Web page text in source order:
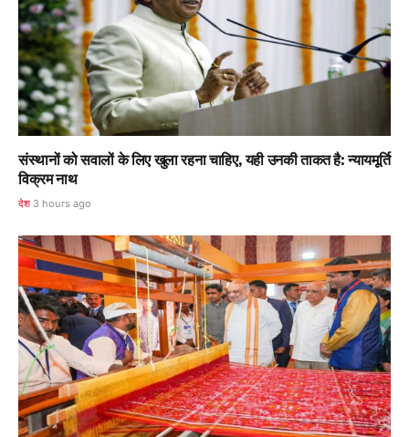
संस्थानों को सवालों के लिए खुला रहना चाहिए, यही उनकी ताकत है: न्यायमूर्ति
विक्रम नाथ
देश 3 hours ago